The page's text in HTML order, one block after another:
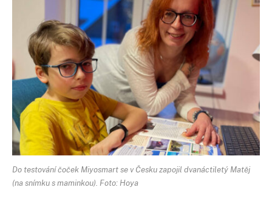
Do testování čoček Miyosmart se v Česku zapojil dvanáctiletý Matěj
(na snímku s maminkou). Foto: Hoya